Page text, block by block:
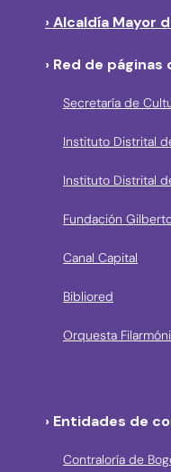
› Alcaldía Mayor
› Red de
Secretaría de
Instituto Distrital
Instituto Distrital
Fundación
Canal Capital
Bibliored
Orquesta
› Entidades de
Contraloría de